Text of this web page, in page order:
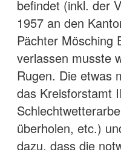
befindet (inkl. der
1957 an den
Pächter Mösching
verlassen musste
Rugen. Die etwas
das Kreisforstamt
überholen, etc.)
dazu, dass die